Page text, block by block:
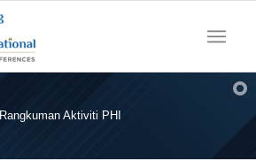
Rangkuman Aktiviti PHI